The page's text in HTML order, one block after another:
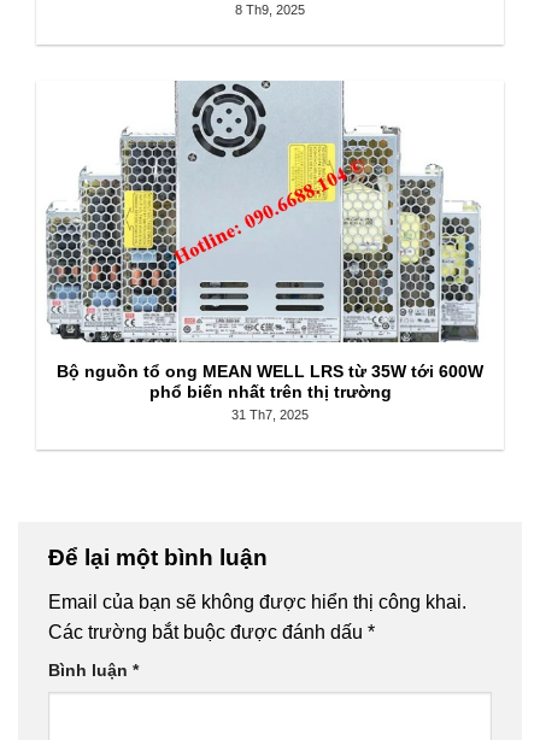
8 Th9, 2025
Bộ nguồn tổ ong MEAN WELL LRS từ 35W tới 600W
phổ biến nhất trên thị trường
31 Th7, 2025
Để lại một bình luận
Email của bạn sẽ không được hiển thị công khai.
Các trường bắt buộc được đánh dấu *
Bình luận *